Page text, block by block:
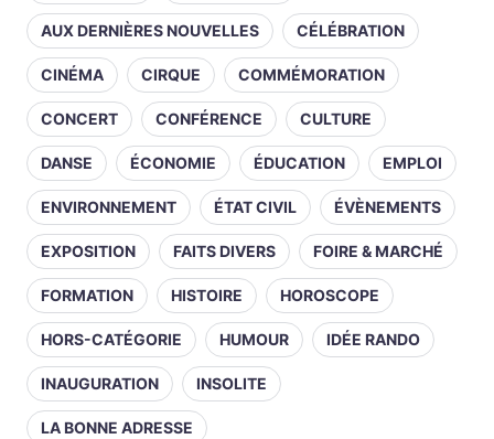
AUX DERNIÈRES NOUVELLES CÉLÉBRATION
CINÉMA CIRQUE COMMÉMORATION
CONCERT CONFÉRENCE CULTURE
DANSE ÉCONOMIE ÉDUCATION EMPLOI
ENVIRONNEMENT ÉTAT CIVIL ÉVÈNEMENTS
EXPOSITION FAITS DIVERS FOIRE & MARCHÉ
FORMATION HISTOIRE HOROSCOPE
HORS-CATÉGORIE HUMOUR IDÉE RANDO
INAUGURATION INSOLITE
LA BONNE ADRESSE